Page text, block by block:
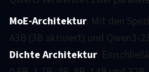
MoE-Architektur: Mit den
A3B (3B aktiviert) und Qwen3-
Dichte Architektur: